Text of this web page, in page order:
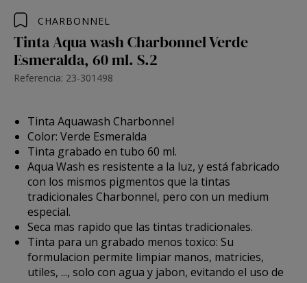
CHARBONNEL
Tinta Aqua wash Charbonnel Verde
Esmeralda, 60 ml. S.2
Referencia: 23-301498
Tinta Aquawash Charbonnel
Color: Verde Esmeralda
Tinta grabado en tubo 60 ml.
Aqua Wash es resistente a la luz, y está fabricado
con los mismos pigmentos que la tintas
tradicionales Charbonnel, pero con un medium
especial.
Seca mas rapido que las tintas tradicionales.
Tinta para un grabado menos toxico: Su
formulacion permite limpiar manos, matricies,
utiles, ..., solo con agua y jabon, evitando el uso de